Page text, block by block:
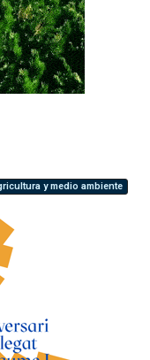
y medio ambiente